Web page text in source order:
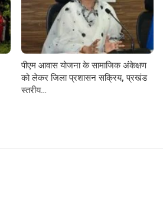
पीएम आवास योजना के सामाजिक अंकेक्षण
को लेकर जिला प्रशासन सक्रिय, प्रखंड
स्तरीय…